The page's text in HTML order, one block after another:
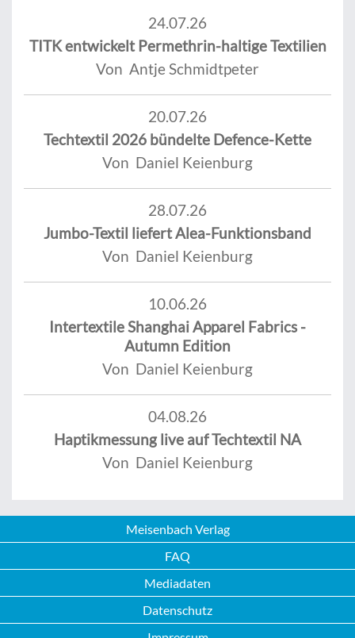
24.07.26
TITK entwickelt Permethrin-haltige Textilien
Von Antje Schmidtpeter
20.07.26
Techtextil 2026 bündelte Defence-Kette
Von Daniel Keienburg
28.07.26
Jumbo-Textil liefert Alea-Funktionsband
Von Daniel Keienburg
10.06.26
Intertextile Shanghai Apparel Fabrics -
Autumn Edition
Von Daniel Keienburg
04.08.26
Haptikmessung live auf Techtextil NA
Von Daniel Keienburg
Meisenbach Verlag
FAQ
Mediadaten
Datenschutz